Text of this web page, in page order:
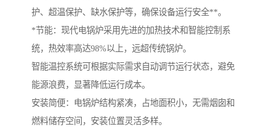
护、超温保护、缺水保护等，确保设备运行安全**。
*节能：现代电锅炉采用先进的加热技术和智能控制系
统，热效率高达98%以上，远超传统锅炉。
智能温控系统可根据实际需求自动调节运行状态，避免
能源浪费，显著降低运行成本。
安装简便：电锅炉结构紧凑，占地面积小，无需烟囱和
燃料储存空间，安装位置灵活多样。